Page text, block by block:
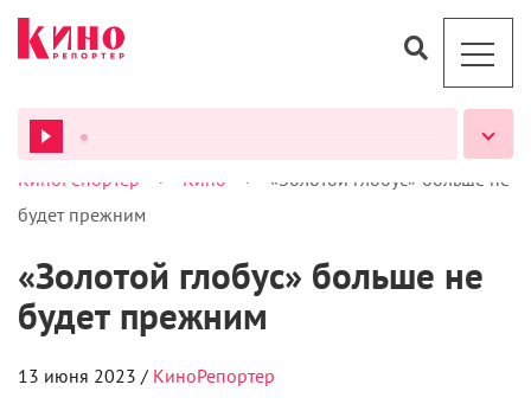
ВСЕ ПОДКАСТЫ
КиноРепортер > Кино >
«Золотой глобус» больше не
будет прежним
«Золотой глобус» больше не
будет прежним
13 июня 2023 / КиноРепортер